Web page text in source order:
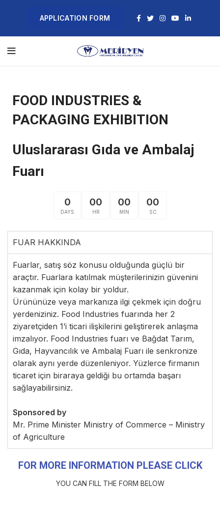
APPLICATION FORM
FOOD INDUSTRIES &
PACKAGING EXHIBITION
Uluslararası Gıda ve Ambalaj
Fuarı
0
DAYS
00
HR
00
MIN
00
SC
FUAR HAKKINDA
Fuarlar, satış söz konusu olduğunda güçlü bir
araçtır. Fuarlara katılmak müşterilerinizin güvenini
kazanmak için kolay bir yoldur.
Ürününüze veya markanıza ilgi çekmek için doğru
yerdeniziniz. Food Industries fuarında her 2
ziyaretçiden 1’i ticari ilişkilerini geliştirerek anlaşma
imzalıyor. Food Industries fuarı ve Bağdat Tarım,
Gıda, Hayvancılık ve Ambalaj Fuarı ile senkronize
olarak aynı yerde düzenleniyor. Yüzlerce firmanın
ticaret için biraraya geldiği bu ortamda başarı
sağlayabilirsiniz.
Sponsored by
Mr. Prime Minister Ministry of Commerce – Ministry
of Agriculture
FOR MORE INFORMATION PLEASE CLICK
YOU CAN FILL THE FORM BELOW